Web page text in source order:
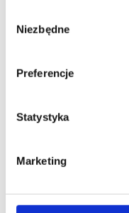
zgody
Niezbędne
Preferencje
Statystyka
Marketing